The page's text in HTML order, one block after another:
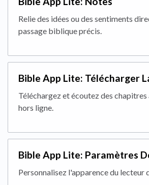
Relie des idées ou des sentiments
passage biblique précis.
Bible App Lite: Télécharger
Téléchargez et écoutez des
hors ligne.
Bible App Lite: Paramètres
Personnalisez l'apparence du lecteur